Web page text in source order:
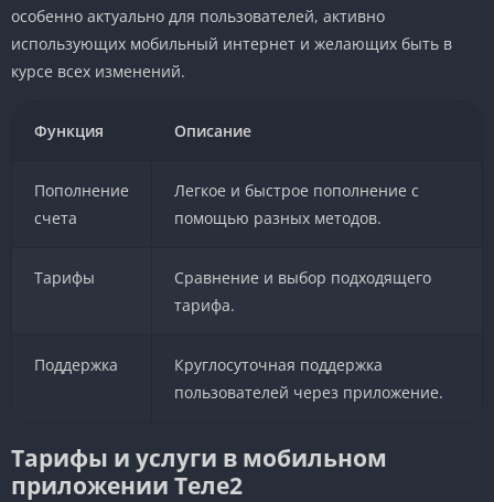
особенно актуально для пользователей, активно
использующих мобильный интернет и желающих быть в
курсе всех изменений.
Функция Описание
Пополнение
счета
Легкое и быстрое пополнение с
помощью разных методов.
Тарифы
Сравнение и выбор подходящего
тарифа.
Поддержка
Круглосуточная поддержка
пользователей через приложение.
Тарифы и услуги в мобильном
приложении Теле2